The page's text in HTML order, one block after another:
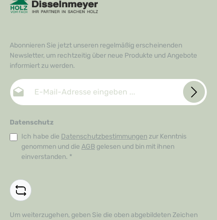
Abonnieren Sie jetzt unseren regelmäßig erscheinenden
Newsletter, um rechtzeitig über neue Produkte und Angebote
informiert zu werden.
E-Mail-Adresse*
Datenschutz
Ich habe die Datenschutzbestimmungen zur Kenntnis
genommen und die AGB gelesen und bin mit ihnen
einverstanden. *
Um weiterzugehen, geben Sie die oben abgebildeten Zeichen